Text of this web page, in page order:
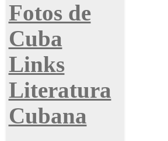
Fotos de
Cuba
Links
Literatura
Cubana